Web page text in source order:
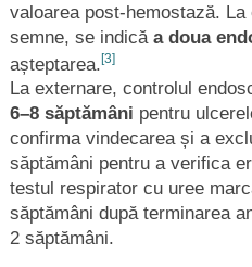
valoarea post-hemostază.
semne, se indică a doua
așteptarea. [3]
La externare, controlul
6–8 săptămâni pentru
confirma vindecarea și a
săptămâni pentru a verifica
testul respirator cu uree
săptămâni după terminarea
2 săptămâni.